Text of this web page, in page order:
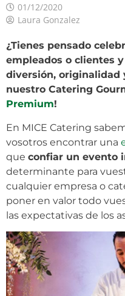
01/12/2020
Laura Gonzalez
¿Tienes pensado
empleados o clientes
diversión, originalidad
nuestro Catering
Premium!
En MICE Catering
vosotros encontrar una
que confiar un evento
determinante para
cualquier empresa o
poner en valor todo
las expectativas de los